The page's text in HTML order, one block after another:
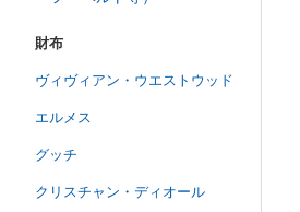
財布
ヴィヴィアン・ウエストウッド
エルメス
グッチ
クリスチャン・ディオール